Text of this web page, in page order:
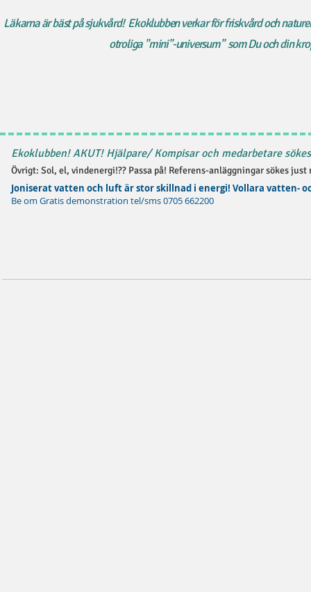
Läkarna är bäst på sjukvård! Ekoklubben verkar för friskvård och
otroliga "mini"-universum" som Du och din
Ekoklubben! AKUT! Hjälpare/ Kompisar och medarbetare
Joniserat vatten och luft är stor skillnad i energi! Vollara vatten-
Be om Gratis demonstration tel/sms 0705 662200
Övrigt: Sol, el, vindenergi!?? Passa på! Referens-anläggningar sökes